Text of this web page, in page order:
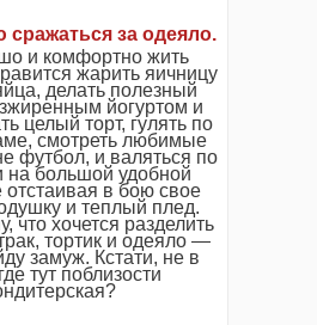
за одеяло.
и комфортно жить
жарить яичницу
делать полезный
йогуртом и
целый торт, гулять по
смотреть любимые
футбол, и валяться по
на большой удобной
отстаивая в бою свое
и теплый плед.
что хочется разделить
тортик и одеяло —
замуж. Кстати, не в
тут поблизости